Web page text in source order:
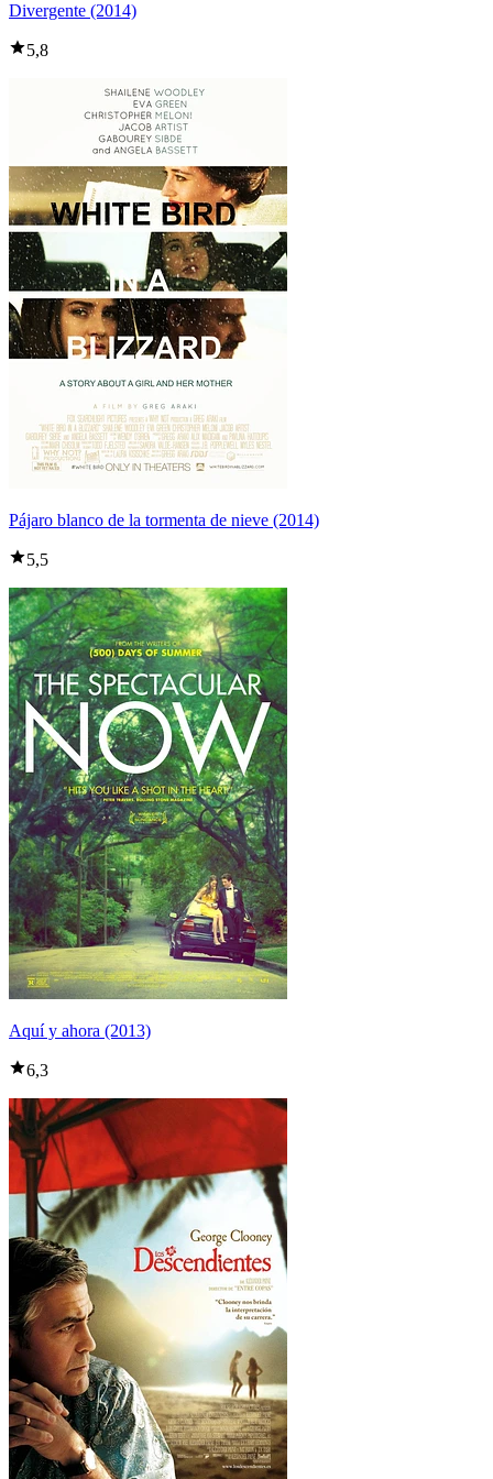
Divergente (2014)
5,8
Pájaro blanco de la tormenta de nieve (2014)
5,5
Aquí y ahora (2013)
6,3